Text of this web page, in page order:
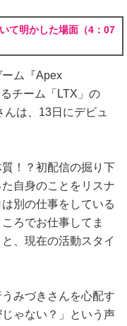
て明かした場面（4：07
ム『Apex
チーム「LTX」の
は、13日にデビュ
！？初配信の掘り下
自身のことをリスナ
別の仕事をしている
ろでお仕事してま
、現在の活動スタイ
みづきさんを心配す
ゃない？」という声